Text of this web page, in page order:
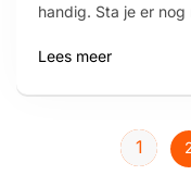
handig. Sta je er
Lees meer
1